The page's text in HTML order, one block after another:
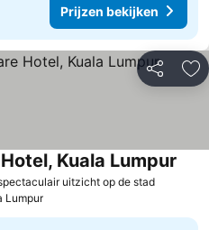
Prijzen bekijken
Delen
uitzicht op de stad
Kuala Lumpur
Lumpur